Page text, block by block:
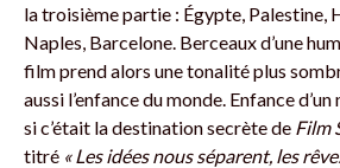
la troisième partie : Égypte, Palestine,
Naples, Barcelone. Berceaux d’une
film prend alors une tonalité plus
aussi l’enfance du monde. Enfance
si c’était la destination secrète de Film
titré « Les idées nous séparent, les